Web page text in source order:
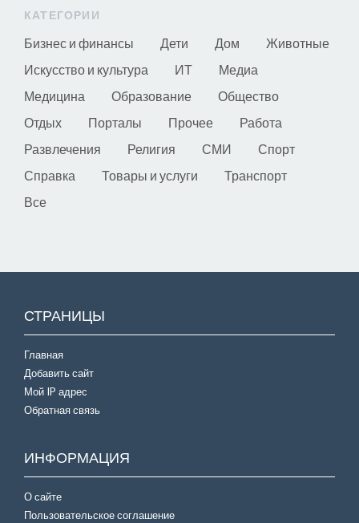
КАТЕГОРИИ
Бизнес и финансы Дети Дом
Животные
Искусство и культура
ИТ
Медиа
Медицина
Образование
Общество
Отдых
Порталы Прочее
Работа
Развлечения
Религия СМИ
Спорт
Справка
Товары и услуги
Транспорт
Все
СТРАНИЦЫ
Главная
Добавить сайт
Мой IP адрес
Обратная связь
ИНФОРМАЦИЯ
О сайте
Пользовательское соглашение